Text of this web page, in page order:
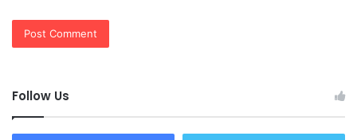
Follow Us